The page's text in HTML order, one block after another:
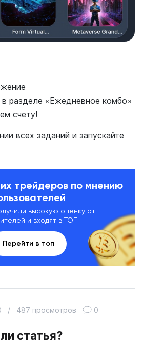
в разделе «Ежедневное комбо»
счету!
всех заданий и запускайте
трейдеров по мнению
высокую оценку от
и входят в ТОП
Перейти в топ
статья?
/ 487 просмотров 0